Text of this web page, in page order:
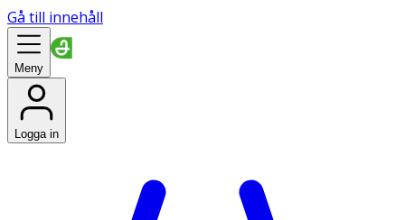
Gå till innehåll
Meny
Logga in